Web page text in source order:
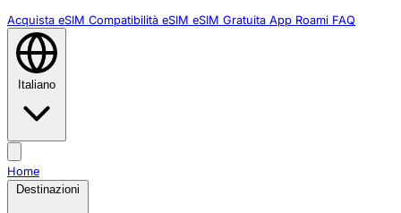
Acquista eSIM Compatibilità eSIM eSIM Gratuita App Roami FAQ
Italiano
Home
Destinazioni